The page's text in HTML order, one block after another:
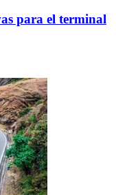
para el terminal